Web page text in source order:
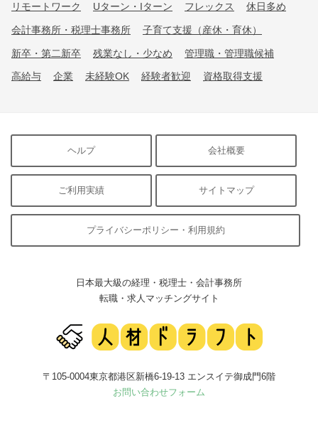
リモートワーク Uターン・Iターン フレックス 休日多め
会計事務所・税理士事務所 子育て支援（産休・育休）
新卒・第二新卒 残業なし・少なめ 管理職・管理職候補
高給与 企業 未経験OK 経験者歓迎 資格取得支援
ヘルプ 会社概要
ご利用実績 サイトマップ
プライバシーポリシー・利用規約
日本最大級の経理・税理士・会計事務所
転職・求人マッチングサイト
〒105-0004東京都港区新橋6-19-13 エンスイテ御成門6階
お問い合わせフォーム